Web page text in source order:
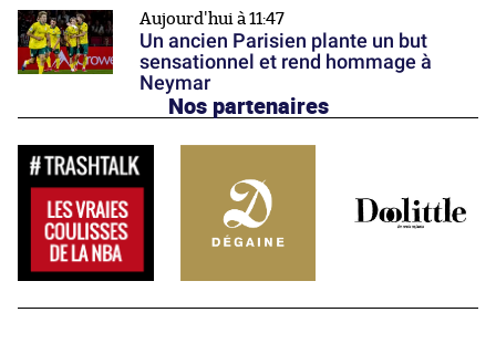
Aujourd'hui à 11:47
Un ancien Parisien plante un but
sensationnel et rend hommage à
Neymar
Nos partenaires